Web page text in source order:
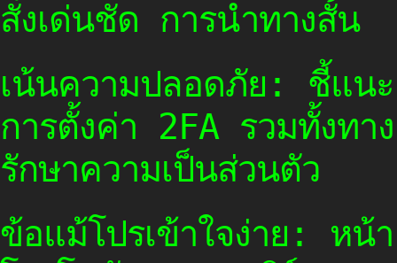
สั่งเด่นชัด การนำทางสั้น
เน้นความปลอดภัย: ชี้แนะ
การตั้งค่า 2FA รวมทั้งทาง
รักษาความเป็นส่วนตัว
ข้อแม้โปรเข้าใจง่าย: หน้า